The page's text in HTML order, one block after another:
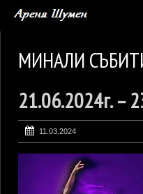
СЪБИТИЯ
АРЕНАТА
ГАЛЕРИЯ
МИНАЛИ
21.06.2024г. –
11.03.2024